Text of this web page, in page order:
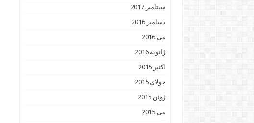
سپتامبر 2017
دسامبر 2016
می 2016
ژانویه 2016
اکتبر 2015
جولای 2015
ژوئن 2015
می 2015